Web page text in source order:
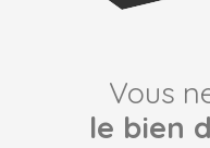
Vous
le bien